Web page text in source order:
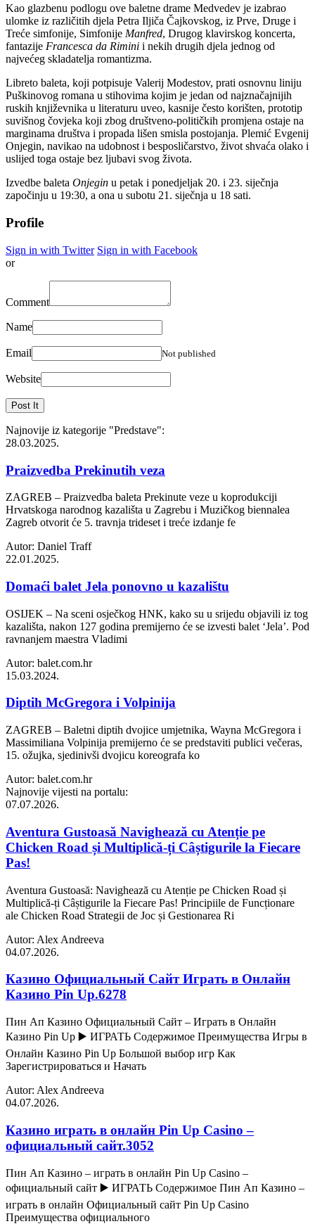
Kao glazbenu podlogu ove baletne drame Medvedev je izabrao
ulomke iz različitih djela Petra Iljiča Čajkovskog, iz Prve, Druge i
Treće simfonije, Simfonije Manfred, Drugog klavirskog koncerta,
fantazije Francesca da Rimini i nekih drugih djela jednog od
najvećeg skladatelja romantizma.
Libreto baleta, koji potpisuje Valerij Modestov, prati osnovnu liniju
Puškinovog romana u stihovima kojim je jedan od najznačajnijih
ruskih književnika u literaturu uveo, kasnije često korišten, prototip
suvišnog čovjeka koji zbog društveno-političkih promjena ostaje na
marginama društva i propada lišen smisla postojanja. Plemić Evgenij
Onjegin, navikao na udobnost i besposličarstvo, život shvaća olako i
uslijed toga ostaje bez ljubavi svog života.
Izvedbe baleta Onjegin u petak i ponedjeljak 20. i 23. siječnja
započinju u 19:30, a ona u subotu 21. siječnja u 18 sati.
Profile
Sign in with Twitter Sign in with Facebook
or
Comment
Name
Email Not published
Website
Najnovije iz kategorije "Predstave":
28.03.2025.
Praizvedba Prekinutih veza
ZAGREB – Praizvedba baleta Prekinute veze u koprodukciji
Hrvatskoga narodnog kazališta u Zagrebu i Muzičkog biennalea
Zagreb otvorit će 5. travnja trideset i treće izdanje fe
Autor: Daniel Traff
22.01.2025.
Domaći balet Jela ponovno u kazalištu
OSIJEK – Na sceni osječkog HNK, kako su u srijedu objavili iz tog
kazališta, nakon 127 godina premijerno će se izvesti balet ‘Jela’. Pod
ravnanjem maestra Vladimi
Autor: balet.com.hr
15.03.2024.
Diptih McGregora i Volpinija
ZAGREB – Baletni diptih dvojice umjetnika, Wayna McGregora i
Massimiliana Volpinija premijerno će se predstaviti publici večeras,
15. ožujka, sjedinivši dvojicu koreografa ko
Autor: balet.com.hr
Najnovije vijesti na portalu:
07.07.2026.
Aventura Gustoasă Navighează cu Atenție pe
Chicken Road și Multiplică-ți Câștigurile la Fiecare
Pas!
Aventura Gustoasă: Navighează cu Atenție pe Chicken Road și
Multiplică-ți Câștigurile la Fiecare Pas! Principiile de Funcționare
ale Chicken Road Strategii de Joc și Gestionarea Ri
Autor: Alex Andreeva
04.07.2026.
Казино Официальный Сайт Играть в Онлайн
Казино Pin Up.6278
Пин Ап Казино Официальный Сайт – Играть в Онлайн
Казино Pin Up ▶️ ИГРАТЬ Содержимое Преимущества Игры в
Онлайн Казино Pin Up Большой выбор игр Как
Зарегистрироваться и Начать
Autor: Alex Andreeva
04.07.2026.
Казино играть в онлайн Pin Up Casino –
официальный сайт.3052
Пин Ап Казино – играть в онлайн Pin Up Casino –
официальный сайт ▶️ ИГРАТЬ Содержимое Пин Ап Казино –
играть в онлайн Официальный сайт Pin Up Casino
Преимущества официального